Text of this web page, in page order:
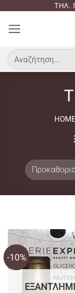
περιεχόμενο
ΤΗΛ.
Αναζήτηση
για:
HOME
-10%